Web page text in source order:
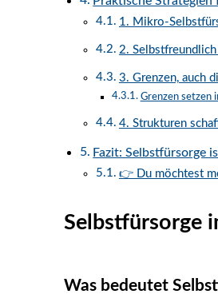
1. Mikro-
2.
3. Grenzen, auch
Grenzen setzen
4. Strukturen
Fazit: Selbstfürsorge
👉 Du möchtest
Selbstfürsorge
Was bedeutet